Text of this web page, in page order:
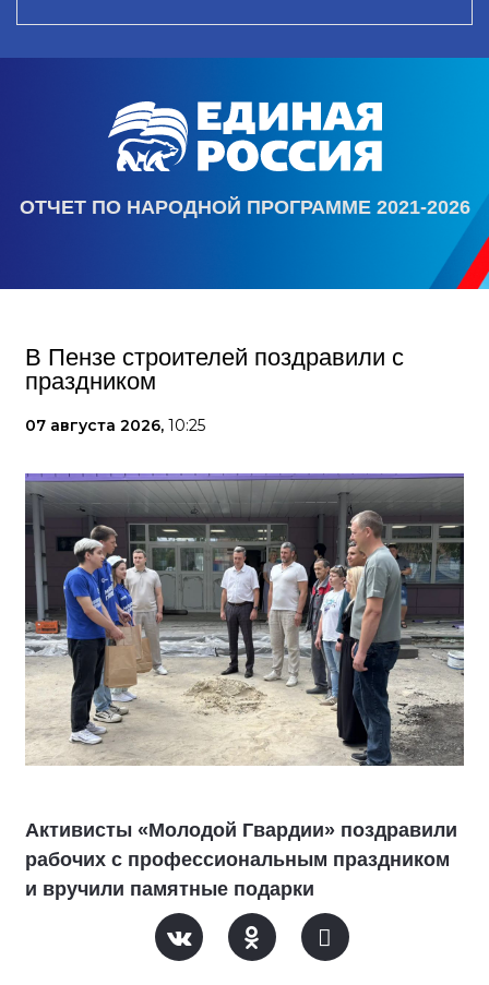
ОТЧЕТ ПО НАРОДНОЙ ПРОГРАММЕ 2021-2026
В Пензе строителей поздравили с
праздником
07 августа 2026, 10:25
Активисты «Молодой Гвардии» поздравили
рабочих с профессиональным праздником
и вручили памятные подарки